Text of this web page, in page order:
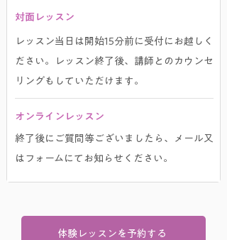
対面レッスン
レッスン当日は開始15分前に受付にお越しく
ださい。レッスン終了後、講師とのカウンセ
リングもしていただけます。
​オンラインレッスン
終了後にご質問等ございましたら、メール又
はフォームにてお知らせください。
体験レッスンを予約する